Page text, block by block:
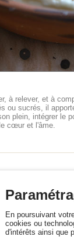
à relever, et à
ou sucrés, il
plein, intégrer le
cœur et l'âme.
En poursuivant
cookies ou
d'intérêts ainsi que